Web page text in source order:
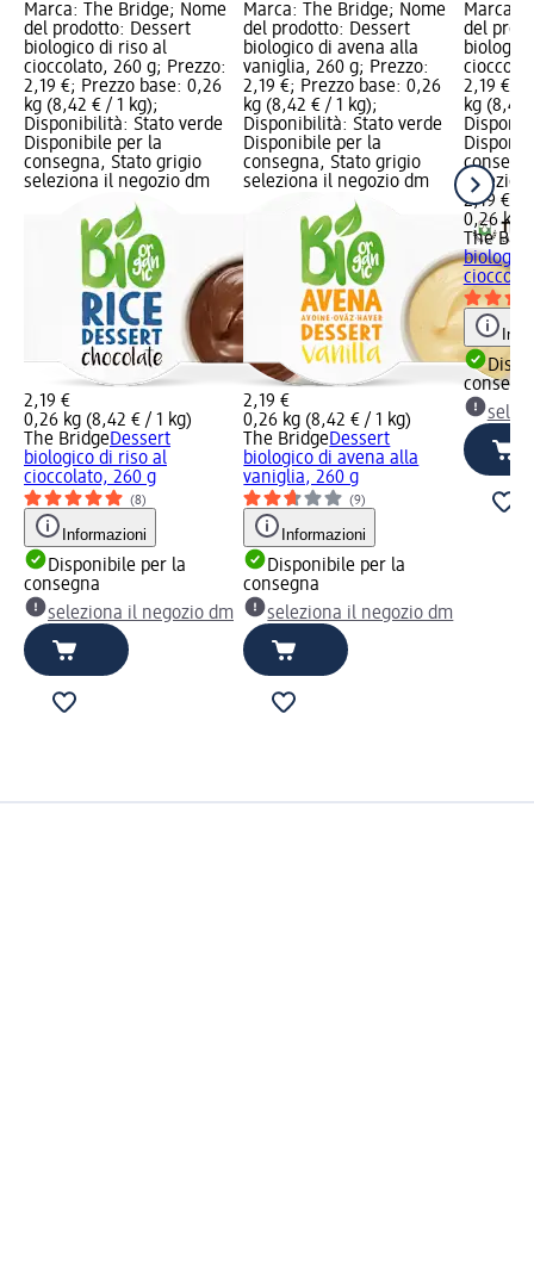
Marca: The Bridge; Nome
del prodotto: Dessert
biologico di riso al
cioccolato, 260 g; Prezzo:
2,19 €; Prezzo base: 0,26
kg (8,42 € / 1 kg);
Disponibilità: Stato verde
Disponibile per la
consegna, Stato grigio
seleziona il negozio dm
2,19 €
0,26 kg (8,42 € / 1 kg)
The BridgeDessert
biologico di riso al
cioccolato, 260 g
(8)
Informazioni
Disponibile per la
consegna
seleziona il negozio dm
Marca: The Bridge; Nome
del prodotto: Dessert
biologico di avena alla
vaniglia, 260 g; Prezzo:
2,19 €; Prezzo base: 0,26
kg (8,42 € / 1 kg);
Disponibilità: Stato verde
Disponibile per la
consegna, Stato grigio
seleziona il negozio dm
2,19 €
0,26 kg (8,42 € / 1 kg)
The BridgeDessert
biologico di avena alla
vaniglia, 260 g
(9)
Informazioni
Disponibile per la
consegna
seleziona il negozio dm
Marca:
del
2,19 €;
kg (8,42
2,19 €
0,26 kg
The